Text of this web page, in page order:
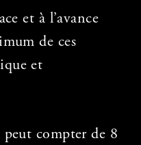
et à l’avance
de ces
et
compter de 8